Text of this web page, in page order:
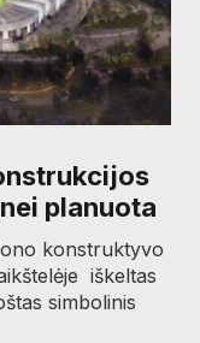
planuota
konstruktyvo
iškeltas
simbolinis